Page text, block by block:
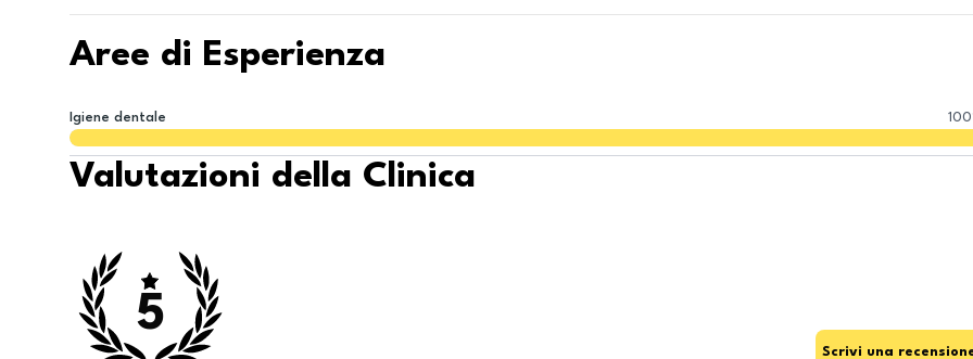
Aree di Esperienza
Igiene dentale 100
Valutazioni della Clinica
5
Scrivi una